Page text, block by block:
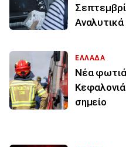
Αναλυτικά
ΕΛΛΑΔΑ
Νέα
σημείο